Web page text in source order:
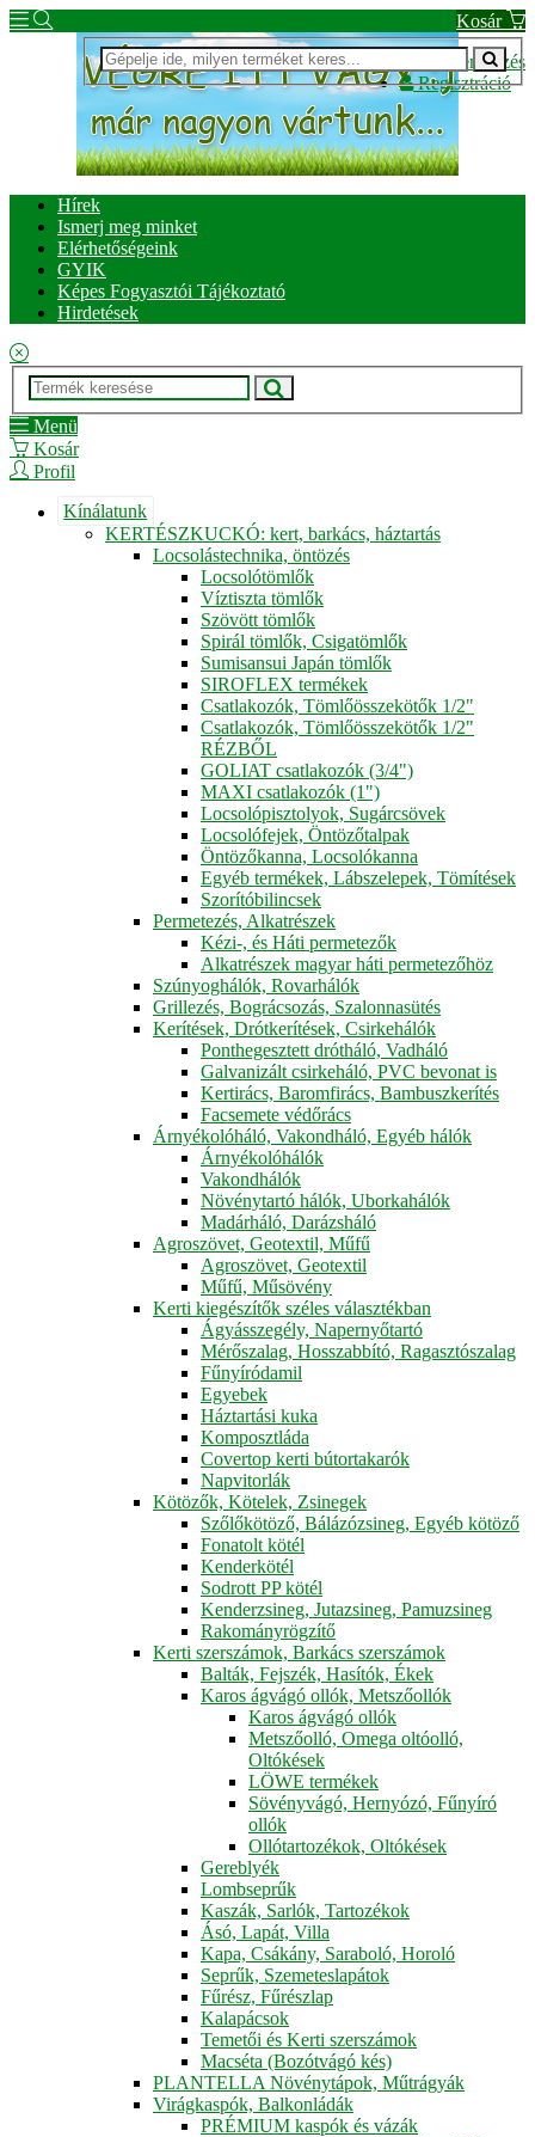
Kosár
Bejelentkezés
Regisztráció
Hírek
Ismerj meg minket
Elérhetőségeink
GYIK
Képes Fogyasztói Tájékoztató
Hirdetések
Menü
Kosár
Profil
Kínálatunk
KERTÉSZKUCKÓ: kert, barkács, háztartás
Locsolástechnika, öntözés
Locsolótömlők
Víztiszta tömlők
Szövött tömlők
Spirál tömlők, Csigatömlők
Sumisansui Japán tömlők
SIROFLEX termékek
Csatlakozók, Tömlőösszekötők 1/2"
Csatlakozók, Tömlőösszekötők 1/2"
RÉZBŐL
GOLIAT csatlakozók (3/4")
MAXI csatlakozók (1")
Locsolópisztolyok, Sugárcsövek
Locsolófejek, Öntözőtalpak
Öntözőkanna, Locsolókanna
Egyéb termékek, Lábszelepek, Tömítések
Szorítóbilincsek
Permetezés, Alkatrészek
Kézi-, és Háti permetezők
Alkatrészek magyar háti permetezőhöz
Szúnyoghálók, Rovarhálók
Grillezés, Bográcsozás, Szalonnasütés
Kerítések, Drótkerítések, Csirkehálók
Ponthegesztett drótháló, Vadháló
Galvanizált csirkeháló, PVC bevonat is
Kertirács, Baromfirács, Bambuszkerítés
Facsemete védőrács
Árnyékolóháló, Vakondháló, Egyéb hálók
Árnyékolóhálók
Vakondhálók
Növénytartó hálók, Uborkahálók
Madárháló, Darázsháló
Agroszövet, Geotextil, Műfű
Agroszövet, Geotextil
Műfű, Műsövény
Kerti kiegészítők széles választékban
Ágyásszegély, Napernyőtartó
Mérőszalag, Hosszabbító, Ragasztószalag
Fűnyíródamil
Egyebek
Háztartási kuka
Komposztláda
Covertop kerti bútortakarók
Napvitorlák
Kötözők, Kötelek, Zsinegek
Szőlőkötöző, Bálázózsineg, Egyéb kötöző
Fonatolt kötél
Kenderkötél
Sodrott PP kötél
Kenderzsineg, Jutazsineg, Pamuzsineg
Rakományrögzítő
Kerti szerszámok, Barkács szerszámok
Balták, Fejszék, Hasítók, Ékek
Karos ágvágó ollók, Metszőollók
Karos ágvágó ollók
Metszőolló, Omega oltóolló,
Oltókések
LÖWE termékek
Sövényvágó, Hernyózó, Fűnyíró
ollók
Ollótartozékok, Oltókések
Gereblyék
Lombseprűk
Kaszák, Sarlók, Tartozékok
Ásó, Lapát, Villa
Kapa, Csákány, Saraboló, Horoló
Seprűk, Szemeteslapátok
Fűrész, Fűrészlap
Kalapácsok
Temetői és Kerti szerszámok
Macséta (Bozótvágó kés)
PLANTELLA Növénytápok, Műtrágyák
Virágkaspók, Balkonládák
PRÉMIUM kaspók és vázák